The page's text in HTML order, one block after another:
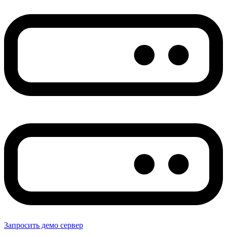
Запросить демо сервер